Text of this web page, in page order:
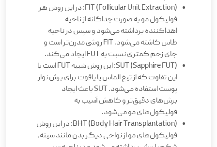
FIT (Follicular Unit Extraction): در این روش هر
فولیکول مو به صورت جداگانه از ناحیه
اهداکننده برداشته می‌شود و سپس در ناحیه
طاس کاشته می‌شود. FIT روشی مدرن‌تر است و
جای زخم کمتری نسبت به FUT ایجاد می‌کند.
SUT (Sapphire FUT): این روش شبیه FUT است با
این تفاوت که از تیغ الماس یا یاقوت برای برش نوار
پوست استفاده می‌شود. SUT باعث ایجاد
برش‌های دقیق‌تر و کاهش آسیب به
فولیکول‌های مو می‌شود.
BHT (Body Hair Transplantation): در این روش
فولیکول‌های مو از نواحی دیگر بدن مانند سینه،